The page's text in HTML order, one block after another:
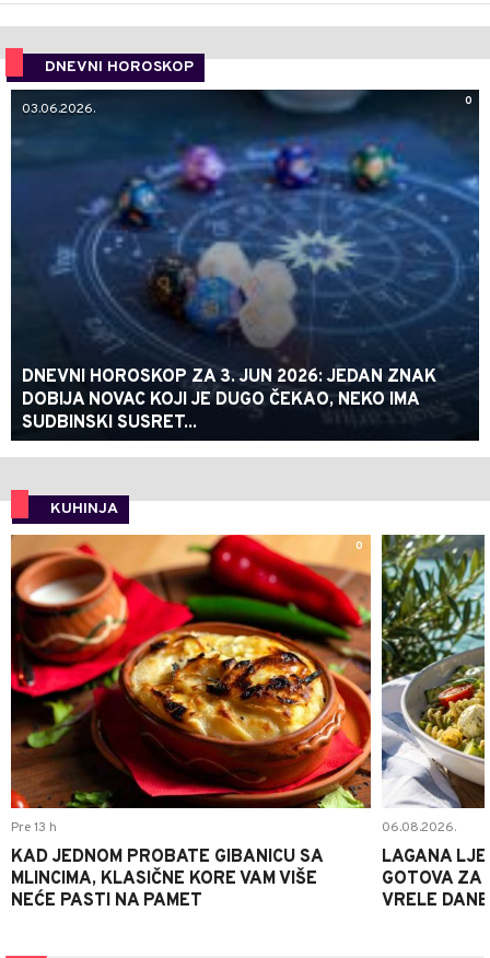
DNEVNI HOROSKOP
0
03.06.2026.
DNEVNI HOROSKOP ZA 3. JUN 2026: JEDAN ZNAK
DOBIJA NOVAC KOJI JE DUGO ČEKAO, NEKO IMA
SUDBINSKI SUSRET...
KUHINJA
0
Pre 13 h
KAD JEDNOM PROBATE GIBANICU SA
MLINCIMA, KLASIČNE KORE VAM VIŠE
NEĆE PASTI NA PAMET
06.08.2026.
LAGANA
GOTOVA ZA
VRELE DANE